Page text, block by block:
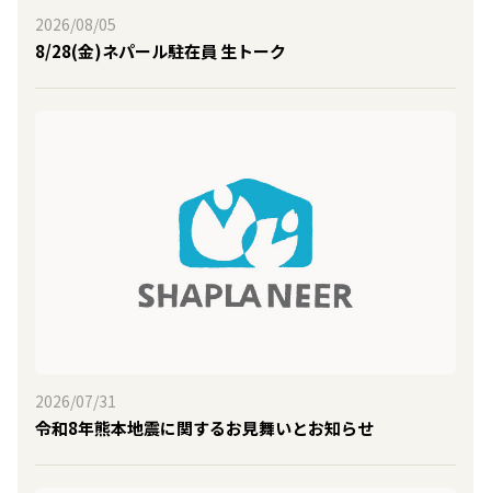
2026/08/05
8/28(金)ネパール駐在員 生トーク
2026/07/31
令和8年熊本地震に関するお見舞いとお知らせ